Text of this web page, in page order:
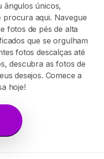
ângulos únicos,
aqui. Navegue
fotos de pés de alta
que se orgulham
fotos descalças até
descubra as fotos de
desejos. Comece a
hoje!